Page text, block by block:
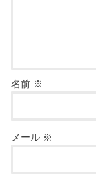
名前 ※
メール ※